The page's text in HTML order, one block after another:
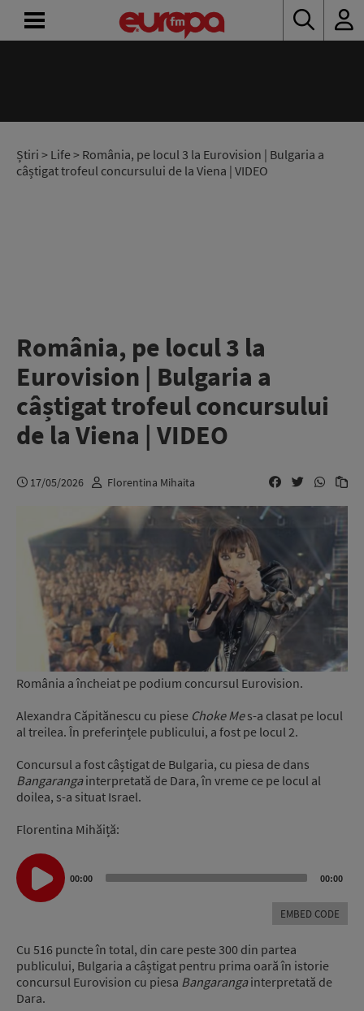
Știri > Life> România, pe locul 3 la Eurovision | Bulgaria a
câștigat trofeul concursului de la Viena | VIDEO
România, pe locul 3 la
Eurovision | Bulgaria a
câștigat trofeul concursului
de la Viena | VIDEO
17/05/2026 Florentina Mihaita
România a încheiat pe podium concursul Eurovision.
Alexandra Căpitănescu cu piese Choke Mes-a clasat pe locul
al treilea. În preferințele publicului, a fost pe locul 2.
Concursul a fost câștigat de Bulgaria, cu piesa de dans
Bangarangainterpretată de Dara, în vreme ce pe locul al
doilea, s-a situat Israel.
Florentina Mihăiță:
Audio
Player
00:00 00:00
EMBED CODE
Cu 516 puncte în total, din care peste 300 din partea
publicului, Bulgaria a câștigat pentru prima oară în istorie
concursul Eurovision cu piesa Bangarangainterpretată de
Dara.
RADIO